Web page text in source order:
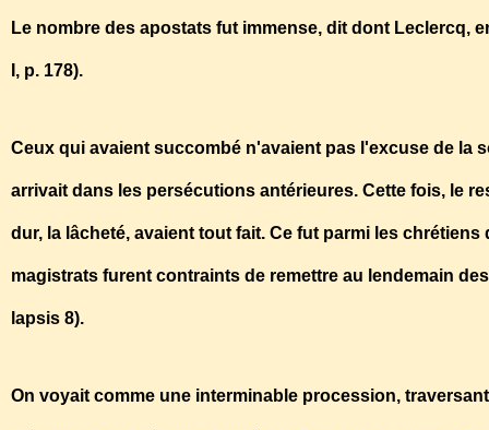
Le nombre des apostats fut immense, dit dont Leclercq,
I, p. 178).
Ceux qui avaient succombé n'avaient pas l'excuse de la
arrivait dans les persécutions antérieures. Cette fois, le
dur, la lâcheté, avaient tout fait. Ce fut parmi les
magistrats furent contraints de remettre au lendemain
lapsis 8).
On voyait comme une interminable procession,